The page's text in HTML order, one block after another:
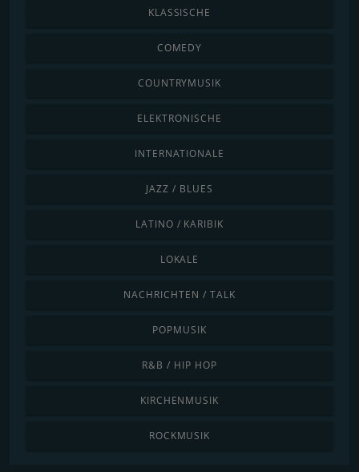
KLASSISCHE
COMEDY
COUNTRYMUSIK
ELEKTRONISCHE
INTERNATIONALE
JAZZ / BLUES
LATINO / KARIBIK
LOKALE
NACHRICHTEN / TALK
POPMUSIK
R&B / HIP HOP
KIRCHENMUSIK
ROCKMUSIK